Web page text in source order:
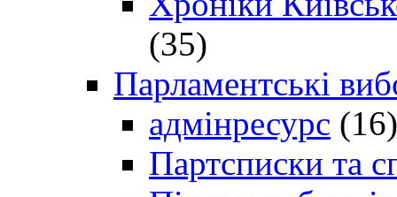
(35)
Парламентські
адмінресурс (16)
Партсписки та